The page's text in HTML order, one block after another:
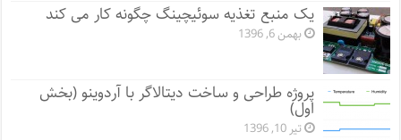
یک منبع تغذیه سوئیچینگ چگونه کار می کند
بهمن 6, 1396
پروژه طراحی و ساخت دیتالاگر با آردوینو (بخش
اول)
تیر 10, 1396